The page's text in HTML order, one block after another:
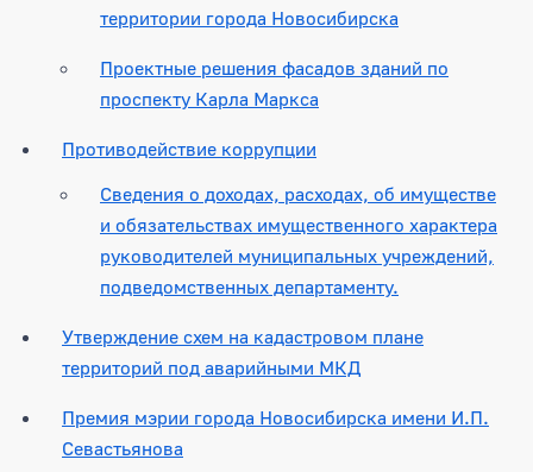
территории города Новосибирска
Проектные решения фасадов зданий по
проспекту Карла Маркса
Противодействие коррупции
Сведения о доходах, расходах, об имуществе
и обязательствах имущественного характера
руководителей муниципальных учреждений,
подведомственных департаменту.
Утверждение схем на кадастровом плане
территорий под аварийными МКД
Премия мэрии города Новосибирска имени И.П.
Севастьянова